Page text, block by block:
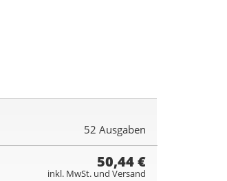
52 Ausgaben
50,44 €
inkl. MwSt. und Versand